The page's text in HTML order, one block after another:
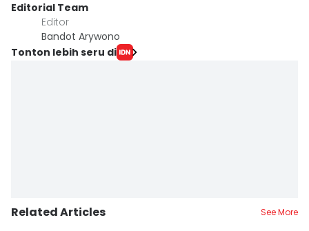
Editorial Team
Editor
Bandot Arywono
Tonton lebih seru di
Related Articles See More